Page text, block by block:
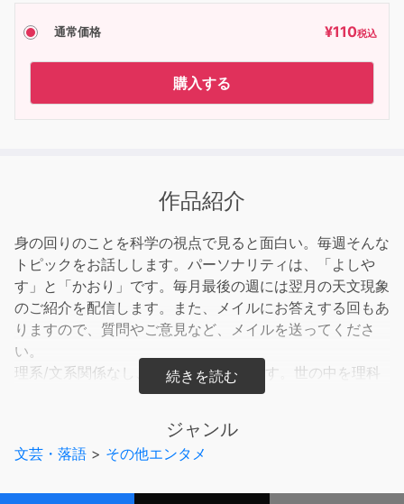
通常価格 ¥110税込
購入する
作品紹介
身の回りのことを科学の視点で見ると面白い。毎週そんな
トピックをお話しします。パーソナリティは、「よしや
す」と「かおり」です。毎月最後の週には翌月の天文現象
のご紹介を配信します。また、メイルにお答えする回もあ
りますので、質問やご意見など、メイルを送ってくださ
い。
理系/文系関係なし、事前知識は不要です。世の中を理科
っぽい視点で見てみましょう。
【audiobook.jp 限定音声付】
気ままなおしゃべりを追加しています。
ジャンル
文芸・落語 > その他エンタメ